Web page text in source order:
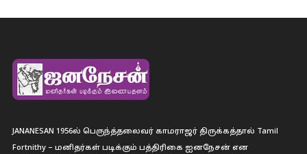
JANANESAN 1956ல் பெருந்த்தலைவர் காமராஜர் திருக்கத்தால் Tamil
Fortnithy – மனிதர்கள் படிக்கும் பத்திரிகை ஐனநேசன் என